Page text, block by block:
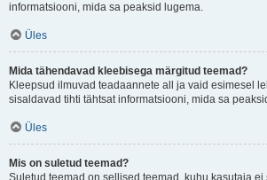
informatsiooni, mida sa peaksid lugema.
Üles
Mida tähendavad kleebisega märgitud teemad?
Kleepsud ilmuvad teadaannete all ja vaid esimesel
sisaldavad tihti tähtsat informatsiooni, mida sa
Üles
Mis on suletud teemad?
Suletud teemad on sellised teemad, kuhu kasutaja